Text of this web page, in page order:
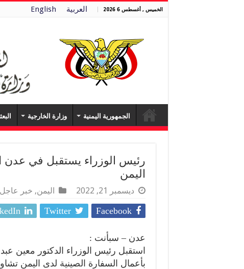
الخميس , أغسطس 6 2026 العربية English
الجمهورية اليمنية وزارة الخارجية
رئيس الوزراء يستقبل في عدن
اليمن
ديسمبر 21, 2022 اليمن, خبر عاجل
Facebook
Twitter
عدن – سبأنت :
استقبل رئيس الوزراء الدكتور معين
بأعمال السفارة الصينية لدى اليمن